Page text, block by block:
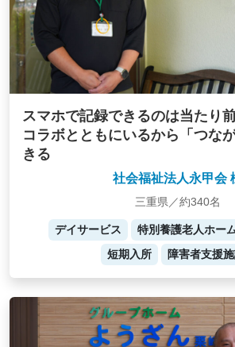
スマホで記録できるのは当たり
コラボとともにいるから「つな
きる
社会福祉法人永甲会
三重県／約340名
デイサービス 特別養護老人ホー
短期入所
障害者支援